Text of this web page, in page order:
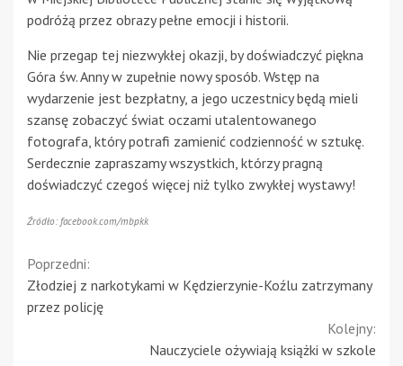
podróżą przez obrazy pełne emocji i historii.
Nie przegap tej niezwykłej okazji, by doświadczyć piękna
Góra św. Anny w zupełnie nowy sposób. Wstęp na
wydarzenie jest bezpłatny, a jego uczestnicy będą mieli
szansę zobaczyć świat oczami utalentowanego
fotografa, który potrafi zamienić codzienność w sztukę.
Serdecznie zapraszamy wszystkich, którzy pragną
doświadczyć czegoś więcej niż tylko zwykłej wystawy!
Źródło: facebook.com/mbpkk
Continue
Reading
Poprzedni:
Złodziej z narkotykami w Kędzierzynie-Koźlu zatrzymany
przez policję
Kolejny:
Nauczyciele ożywiają książki w szkole